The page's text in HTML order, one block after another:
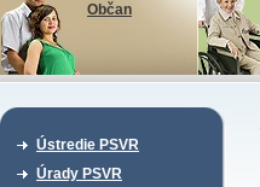
Občan
Ústredie PSVR
Úrady PSVR